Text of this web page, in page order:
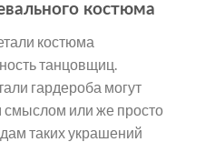
костюма
костюма
танцовщиц.
гардероба могут
смыслом или же просто
таких украшений